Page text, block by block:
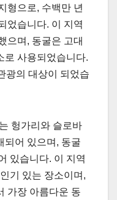
형으로, 수백만 년
었습니다. 이 지역
으며, 동굴은 고대
로 사용되었습니다.
광의 대상이 되었습
헝가리와 슬로바
되어 있으며, 동굴
있습니다. 이 지역
기 있는 장소이며,
가장 아름다운 동